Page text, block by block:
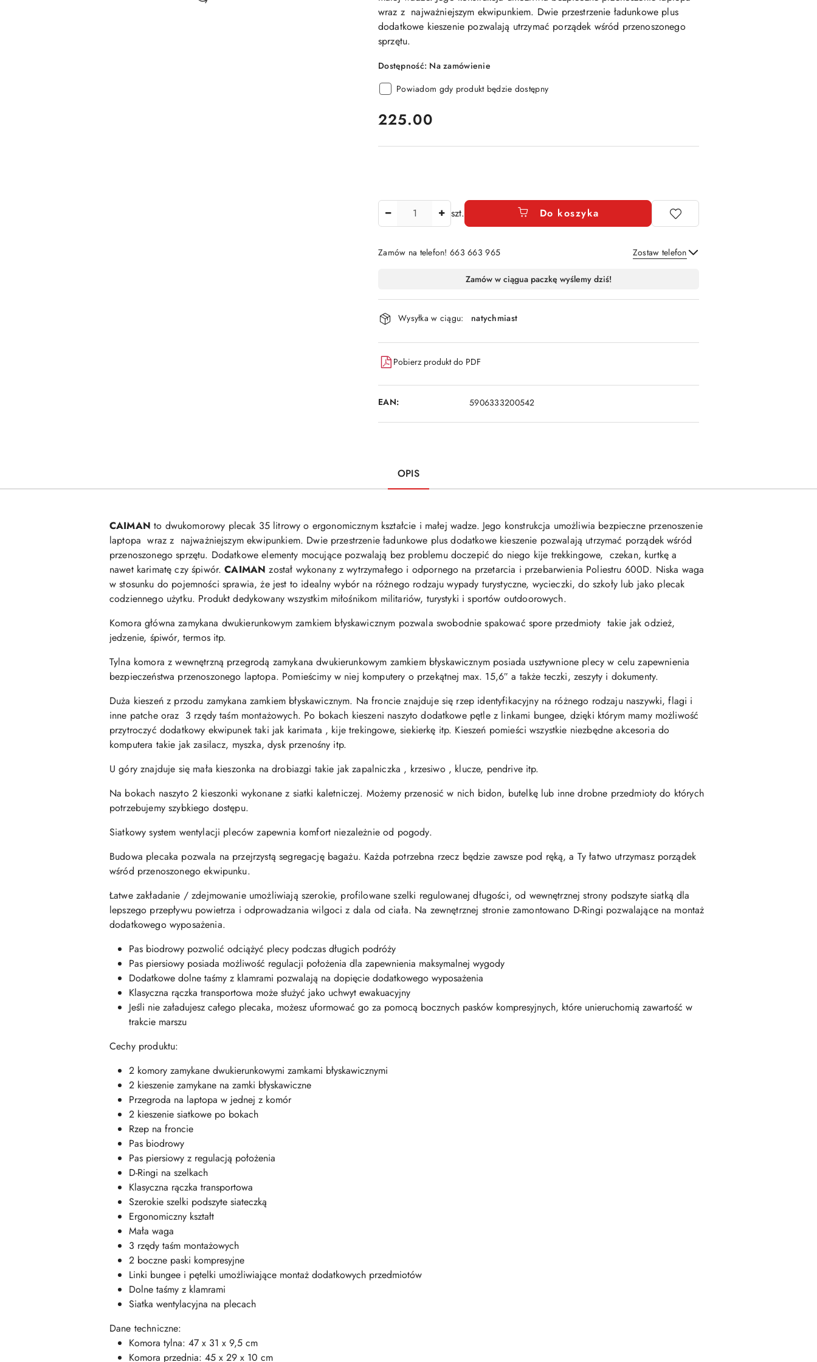
wraz z najważniejszym ekwipunkiem. Dwie przestrzenie ładunkowe plus
dodatkowe kieszenie pozwalają utrzymać porządek wśród przenoszonego
sprzętu.
Dostępność: Na zamówienie
Powiadom gdy produkt będzie dostępny
cena:
225.00
szt. Do koszyka
Zamów na telefon! 663 663 965 Zostaw telefon
i
dostawa
Zamów w ciągua paczkę wyślemy dziś!
Wysyłka w ciągu: natychmiast
Pobierz produkt do PDF
EAN: 5906333200542
OPIS
CAIMAN to dwukomorowy plecak 35 litrowy o ergonomicznym kształcie i małej wadze. Jego konstrukcja umożliwia bezpieczne przenoszenie
laptopa wraz z najważniejszym ekwipunkiem. Dwie przestrzenie ładunkowe plus dodatkowe kieszenie pozwalają utrzymać porządek wśród
przenoszonego sprzętu. Dodatkowe elementy mocujące pozwalają bez problemu doczepić do niego kije trekkingowe, czekan, kurtkę a
nawet karimatę czy śpiwór.CAIMAN został wykonany z wytrzymałego i odpornego na przetarcia i przebarwienia Poliestru 600D. Niska waga
w stosunku do pojemności sprawia, że jest to idealny wybór na różnego rodzaju wypady turystyczne, wycieczki, do szkoły lub jako plecak
codziennego użytku. Produkt dedykowany wszystkim miłośnikom militariów, turystyki i sportów outdoorowych.
Komora główna zamykana dwukierunkowym zamkiem błyskawicznym pozwala swobodnie spakować spore przedmioty takie jak odzież,
jedzenie, śpiwór, termos itp.
Tylna komora z wewnętrzną przegrodą zamykana dwukierunkowym zamkiem błyskawicznym posiada usztywnione plecy w celu zapewnienia
bezpieczeństwa przenoszonego laptopa. Pomieścimy w niej komputery o przekątnej max. 15,6″ a także teczki, zeszyty i dokumenty.
Duża kieszeń z przodu zamykana zamkiem błyskawicznym. Na froncie znajduje się rzep identyfikacyjny na różnego rodzaju naszywki, flagi i
inne patche oraz 3 rzędy taśm montażowych. Po bokach kieszeni naszyto dodatkowe pętle z linkami bungee, dzięki którym mamy możliwość
przytroczyć dodatkowy ekwipunek taki jak karimata , kije trekingowe, siekierkę itp. Kieszeń pomieści wszystkie niezbędne akcesoria do
komputera takie jak zasilacz, myszka, dysk przenośny itp.
U góry znajduje się mała kieszonka na drobiazgi takie jak zapalniczka , krzesiwo , klucze, pendrive itp.
Na bokach naszyto 2 kieszonki wykonane z siatki kaletniczej. Możemy przenosić w nich bidon, butelkę lub inne drobne przedmioty do których
potrzebujemy szybkiego dostępu.
Siatkowy system wentylacji pleców zapewnia komfort niezależnie od pogody.
Budowa plecaka pozwala na przejrzystą segregację bagażu. Każda potrzebna rzecz będzie zawsze pod ręką, a Ty łatwo utrzymasz porządek
wśród przenoszonego ekwipunku.
Łatwe zakładanie / zdejmowanie umożliwiają szerokie, profilowane szelki regulowanej długości, od wewnętrznej strony podszyte siatką dla
lepszego przepływu powietrza i odprowadzania wilgoci z dala od ciała. Na zewnętrznej stronie zamontowano D-Ringi pozwalające na montaż
dodatkowego wyposażenia.
Pas biodrowy pozwolić odciążyć plecy podczas długich podróży
Pas piersiowy posiada możliwość regulacji położenia dla zapewnienia maksymalnej wygody
Dodatkowe dolne taśmy z klamrami pozwalają na dopięcie dodatkowego wyposażenia
Klasyczna rączka transportowa może służyć jako uchwyt ewakuacyjny
Jeśli nie załadujesz całego plecaka, możesz uformować go za pomocą bocznych pasków kompresyjnych, które unieruchomią zawartość w
trakcie marszu
Cechy produktu:
2 komory zamykane dwukierunkowymi zamkami błyskawicznymi
2 kieszenie zamykane na zamki błyskawiczne
Przegroda na laptopa w jednej z komór
2 kieszenie siatkowe po bokach
Rzep na froncie
Pas biodrowy
Pas piersiowy z regulacją położenia
D-Ringi na szelkach
Klasyczna rączka transportowa
Szerokie szelki podszyte siateczką
Ergonomiczny kształt
Mała waga
3 rzędy taśm montażowych
2 boczne paski kompresyjne
Linki bungee i pętelki umożliwiające montaż dodatkowych przedmiotów
Dolne taśmy z klamrami
Siatka wentylacyjna na plecach
Dane techniczne:
Komora tylna: 47 x 31 x 9,5 cm
Komora przednia: 45 x 29 x 10 cm